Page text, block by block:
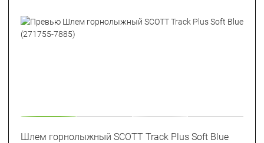
Шлем горнолыжный SCOTT Track Plus Soft Blue